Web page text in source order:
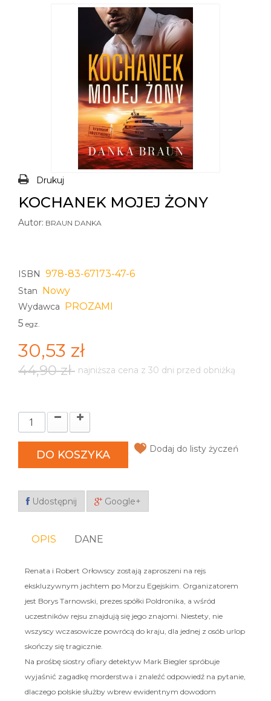
Drukuj
KOCHANEK MOJEJ ŻONY
Autor: BRAUN DANKA
ISBN 978-83-67173-47-6
Stan Nowy
Wydawca PROZAMI
5 egz.
30,53 zł
44,90 zł najniższa cena z 30 dni przed obniżką
DO KOSZYKA Dodaj do listy życzeń
Udostępnij Google+
OPIS DANE
Renata i Robert Orłowscy zostają zaproszeni na rejs
ekskluzywnym jachtem po Morzu Egejskim. Organizatorem
jest Borys Tarnowski, prezes spółki Poldronika, a wśród
uczestników rejsu znajdują się jego znajomi. Niestety, nie
wszyscy wczasowicze powrócą do kraju, dla jednej z osób urlop
skończy się tragicznie.
Na prośbę siostry ofiary detektyw Mark Biegler spróbuje
wyjaśnić zagadkę morderstwa i znaleźć odpowiedź na pytanie,
dlaczego polskie służby wbrew ewidentnym dowodom